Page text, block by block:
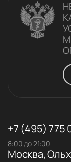
+7 (495) 775
8:00 до 21:00
Москва,